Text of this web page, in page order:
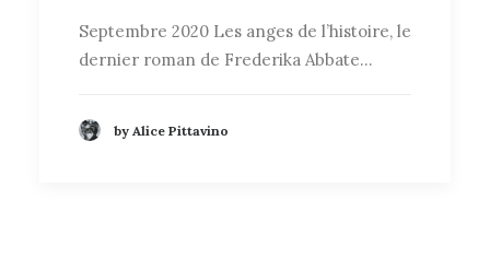
Septembre 2020 Les anges de l’histoire, le
dernier roman de Frederika Abbate…
by Alice Pittavino